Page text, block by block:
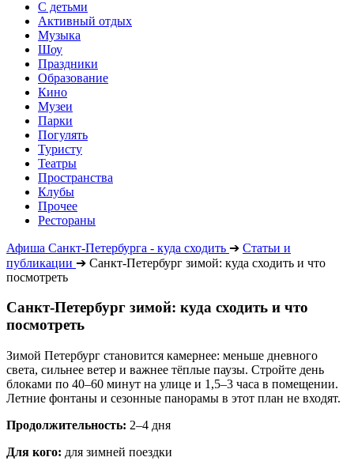
С детьми
Активный отдых
Музыка
Шоу
Праздники
Образование
Кино
Музеи
Парки
Погулять
Туристу
Театры
Пространства
Клубы
Прочее
Рестораны
Афиша Санкт-Петербурга - куда сходить ➔ Статьи и
публикации ➔ Санкт-Петербург зимой: куда сходить и что
посмотреть
Санкт-Петербург зимой: куда сходить и что
посмотреть
Зимой Петербург становится камернее: меньше дневного
света, сильнее ветер и важнее тёплые паузы. Стройте день
блоками по 40–60 минут на улице и 1,5–3 часа в помещении.
Летние фонтаны и сезонные панорамы в этот план не входят.
Продолжительность: 2–4 дня
Для кого: для зимней поездки